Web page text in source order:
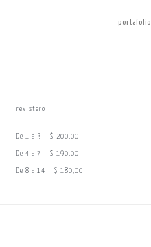
portafolio
revistero
De 1 a 3 | $ 200,00
De 4 a 7 | $ 190,00
De 8 a 14 | $ 180,00